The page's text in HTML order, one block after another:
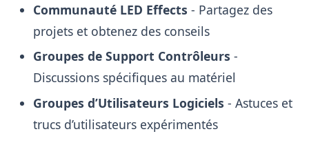
Communauté LED Effects - Partagez des
projets et obtenez des conseils
Groupes de Support Contrôleurs -
Discussions spécifiques au matériel
Groupes d’Utilisateurs Logiciels - Astuces et
trucs d’utilisateurs expérimentés